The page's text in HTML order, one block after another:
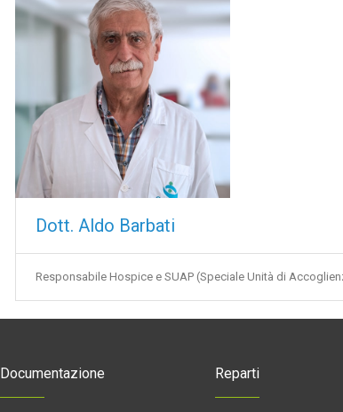
Dott. Aldo Barbati
Responsabile Hospice e SUAP (Speciale Unità di
Documentazione Reparti